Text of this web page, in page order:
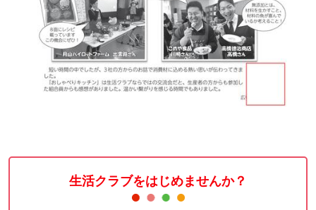
生活クラブをはじめませんか？